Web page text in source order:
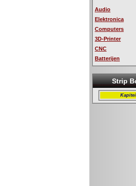
Audio
Elektronica
Computers
3D-Printer
CNC
Batterijen
Strip